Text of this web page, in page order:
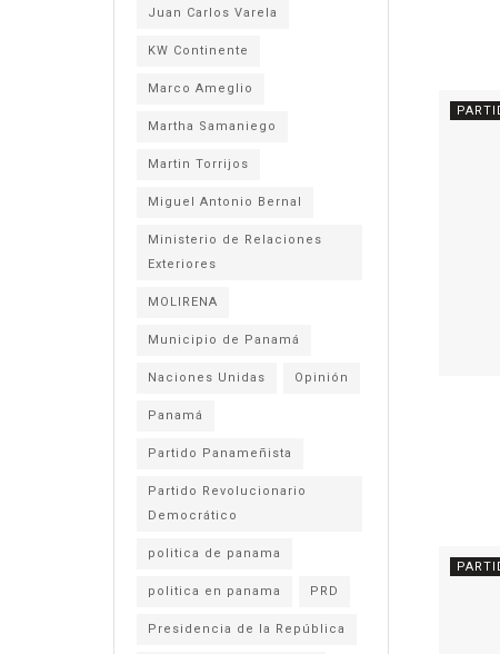
Juan Carlos Varela
KW Continente
Marco Ameglio
Martha Samaniego
Martin Torrijos
Miguel Antonio Bernal
Ministerio de Relaciones
Exteriores
MOLIRENA
Municipio de Panamá
Naciones Unidas Opinión
Panamá
Partido Panameñista
Partido Revolucionario
Democrático
politica de panama
politica en panama PRD
Presidencia de la República